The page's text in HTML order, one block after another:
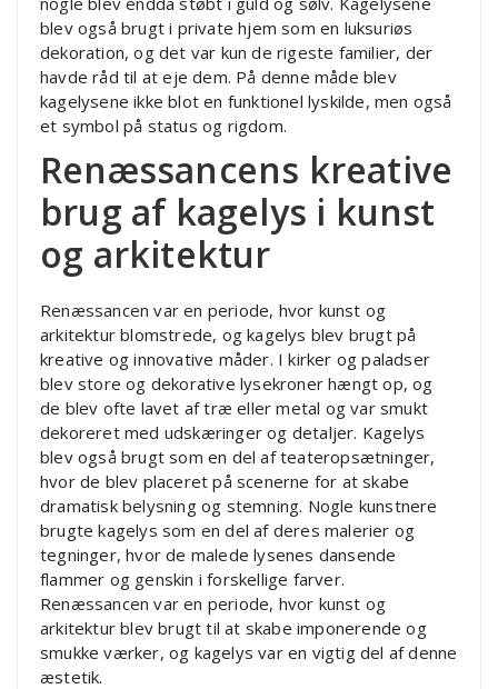
blev også brugt i private hjem som en luksuriøs
dekoration, og det var kun de rigeste familier, der
havde råd til at eje dem. På denne måde blev
kagelysene ikke blot en funktionel lyskilde, men også
et symbol på status og rigdom.
Renæssancens kreative
brug af kagelys i kunst
og arkitektur
Renæssancen var en periode, hvor kunst og
arkitektur blomstrede, og kagelys blev brugt på
kreative og innovative måder. I kirker og paladser
blev store og dekorative lysekroner hængt op, og
de blev ofte lavet af træ eller metal og var smukt
dekoreret med udskæringer og detaljer. Kagelys
blev også brugt som en del af teateropsætninger,
hvor de blev placeret på scenerne for at skabe
dramatisk belysning og stemning. Nogle kunstnere
brugte kagelys som en del af deres malerier og
tegninger, hvor de malede lysenes dansende
flammer og genskin i forskellige farver.
Renæssancen var en periode, hvor kunst og
arkitektur blev brugt til at skabe imponerende og
smukke værker, og kagelys var en vigtig del af denne
æstetik.